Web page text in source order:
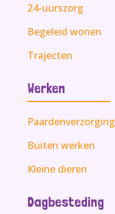
24-uurszorg
Begeleid wonen
Trajecten
Werken
Paardenverzorging
Buiten werken
Kleine dieren
Dagbesteding